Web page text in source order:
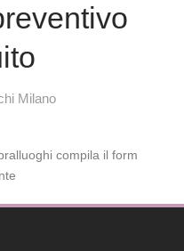
Milano
compila il form